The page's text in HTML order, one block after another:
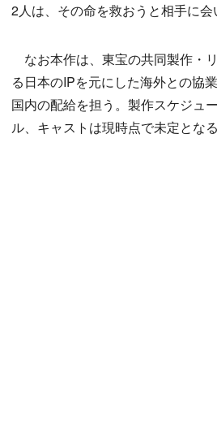
2人は、その命を救おうと相手に会
なお本作は、東宝の共同製作・
る日本のIPを元にした海外との協
国内の配給を担う。製作スケジュ
ル、キャストは現時点で未定となる